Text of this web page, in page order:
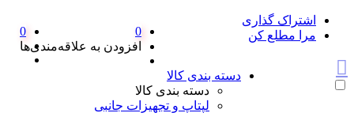
اشتراک گذاری
مرا مطلع کن
0
افزودن به علاقه‌مندی‌ها
0
دسته بندی کالا
دسته بندی کالا
لپتاپ و تجهیزات جانبی